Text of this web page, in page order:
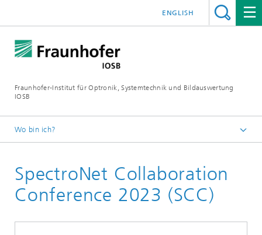
Fraunhofer-Institut für Optronik, Systemtechnik und Bildauswertung
IOSB
ENGLISH
Wo bin ich?
Veranstaltungen
2023
SpectroNet Collaboration
Conference 2023 (SCC)